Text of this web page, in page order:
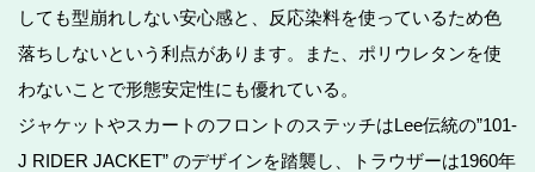
しても型崩れしない安心感と、反応染料を使っているため色
落ちしないという利点があります。また、ポリウレタンを使
わないことで形態安定性にも優れている。
ジャケットやスカートのフロントのステッチはLee伝統の”101-
J RIDER JACKET” のデザインを踏襲し、トラウザーは1960年